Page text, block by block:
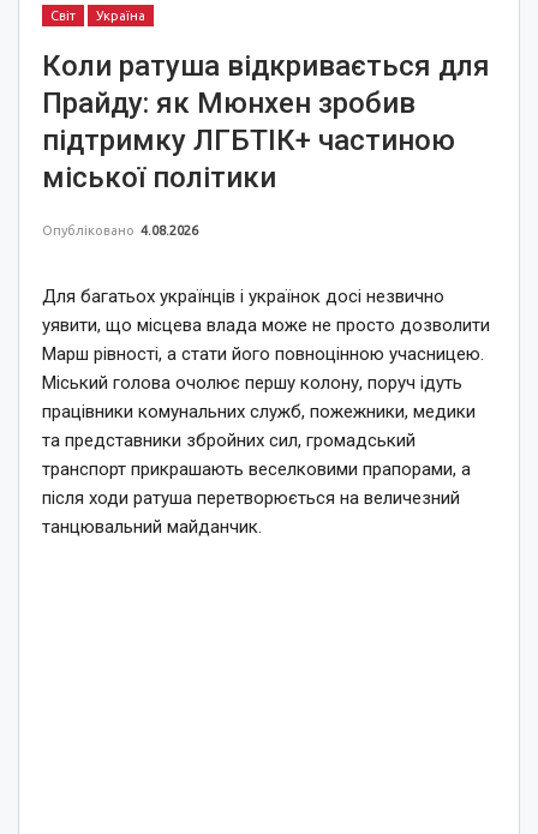
Світ Україна
Коли ратуша відкривається для
Прайду: як Мюнхен зробив
підтримку ЛГБТІК+ частиною
міської політики
Опубліковано 4.08.2026
Для багатьох українців і українок досі незвично
уявити, що місцева влада може не просто дозволити
Марш рівності, а стати його повноцінною учасницею.
Міський голова очолює першу колону, поруч ідуть
працівники комунальних служб, пожежники, медики
та представники збройних сил, громадський
транспорт прикрашають веселковими прапорами, а
після ходи ратуша перетворюється на величезний
танцювальний майданчик.